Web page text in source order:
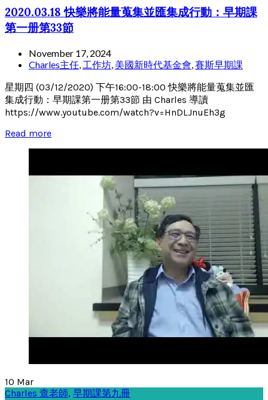
2020.03.18 快樂將能量蒐集並匯集成行動：早期課
第一册第33節
November 17, 2024
Charles主任, 工作坊, 美國新時代基金會,賽斯早期課
星期四 (03/12/2020) 下午16:00-18:00 快樂將能量蒐集並匯
集成行動：早期課第一册第33節 由 Charles 導讀
https://www.youtube.com/watch?v=HnDLJnuEh3g
Read more
10 Mar
Charles 查老師, 早期課第九冊